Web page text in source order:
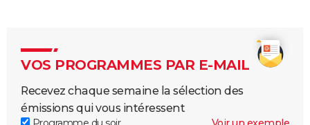
VOS PROGRAMMES PAR E-MAIL
Recevez chaque semaine la sélection des
émissions qui vous intéressent